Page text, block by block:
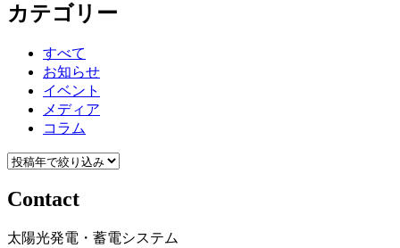
カテゴリー
すべて
お知らせ
イベント
メディア
コラム
Contact
太陽光発電・蓄電システム